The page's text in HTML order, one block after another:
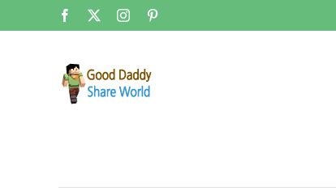
텐
Facebook Instagram